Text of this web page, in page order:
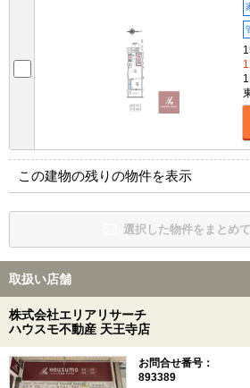
この建物の残りの物件を表示
選択した物件をまとめ
取扱い店舗
株式会社エリアリサーチ
ハウスモ不動産 天王寺店
お問合せ番号：
893389